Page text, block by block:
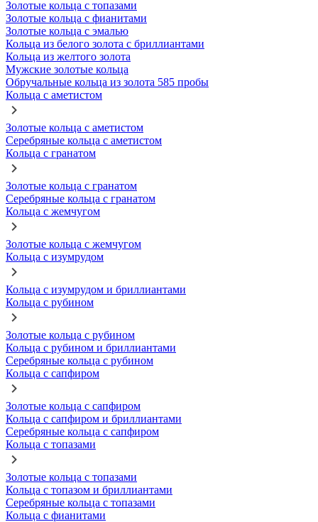
Золотые кольца с топазами
Золотые кольца с фианитами
Золотые кольца с эмалью
Кольца из белого золота с бриллиантами
Кольца из желтого золота
Мужские золотые кольца
Обручальные кольца из золота 585 пробы
Кольца с аметистом
Золотые кольца с аметистом
Серебряные кольца с аметистом
Кольца с гранатом
Золотые кольца с гранатом
Серебряные кольца с гранатом
Кольца с жемчугом
Золотые кольца с жемчугом
Кольца с изумрудом
Кольца с изумрудом и бриллиантами
Кольца с рубином
Золотые кольца с рубином
Кольца с рубином и бриллиантами
Серебряные кольца с рубином
Кольца с сапфиром
Золотые кольца с сапфиром
Кольца с сапфиром и бриллиантами
Серебряные кольца с сапфиром
Кольца с топазами
Золотые кольца с топазами
Кольца с топазом и бриллиантами
Серебряные кольца с топазами
Кольца с фианитами